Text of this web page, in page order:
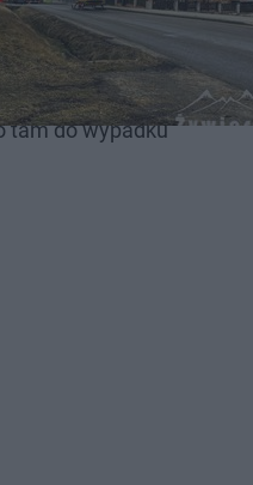
Komendy
tam do wypadku